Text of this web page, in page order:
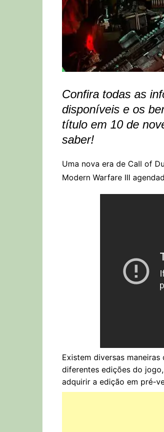
Confira todas as
disponíveis e os
título em 10 de
saber!
Uma nova era de Call of
Modern Warfare III
Existem diversas
diferentes edições do
adquirir a edição em pré-